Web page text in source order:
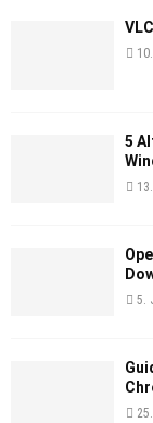
5
5.